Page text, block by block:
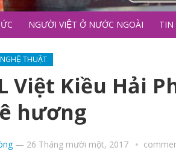
NGƯỜI VIỆT Ở NƯỚC NGOÀI TIN
THUẬT
Việt Kiều Hải
hương
— 26 Tháng mười một, 2017